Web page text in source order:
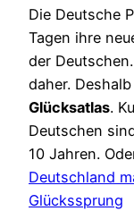
Die Deutsche
Tagen ihre
der
daher.
Glücksatlas.
Deutschen
10 Jahren.
Deutschland
Glückssprung